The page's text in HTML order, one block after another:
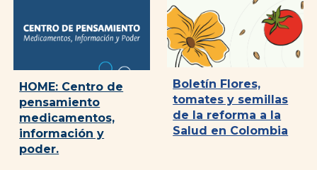
HOME: Centro de
pensamiento
medicamentos,
información y
poder.
Boletín Flores,
tomates y semillas
de la reforma a la
Salud en Colombia